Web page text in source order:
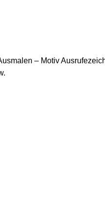
– Motiv